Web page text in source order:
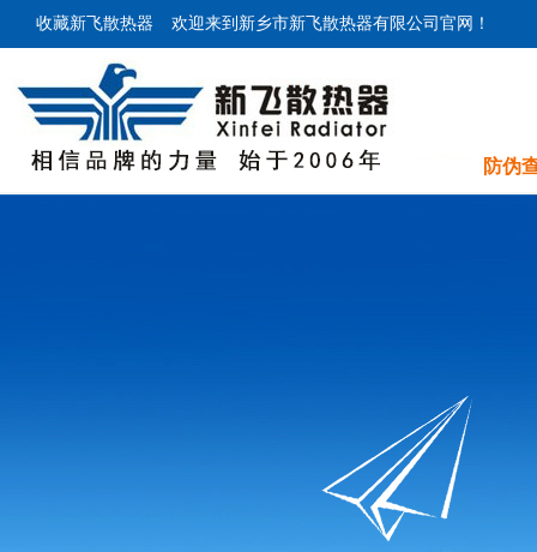
收藏新飞散热器 欢迎来到新乡市新飞散热器有限公司官网！
防伪